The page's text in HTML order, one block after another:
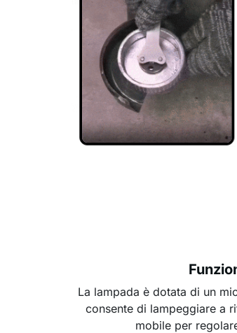
La lampada è dotata di un
consente di lampeggiare a
mobile per